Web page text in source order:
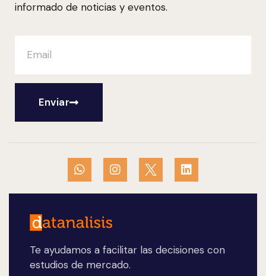
Te ayudamos a facilitar las decisiones con
estudios de mercado.
informado de noticias y eventos.
Enviar